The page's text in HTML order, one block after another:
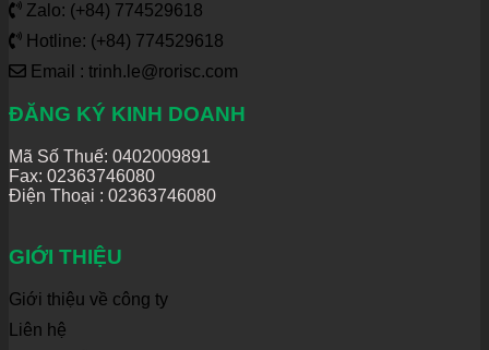
Zalo: (+84) 774529618
Hotline: (+84) 774529618
Email : trinh.le@rorisc.com
ĐĂNG KÝ KINH DOANH
Mã Số Thuế: 0402009891
Fax: 02363746080
Điện Thoại : 02363746080
GIỚI THIỆU
Giới thiệu về công ty
Liên hệ